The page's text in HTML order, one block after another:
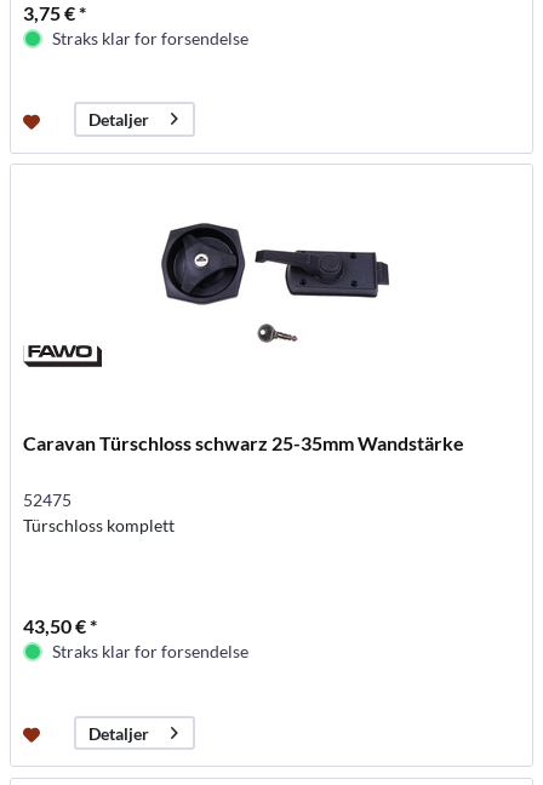
3,75 € *
Straks klar for forsendelse
Detaljer
Caravan Türschloss schwarz 25-35mm Wandstärke
52475
Türschloss komplett
43,50 € *
Straks klar for forsendelse
Detaljer